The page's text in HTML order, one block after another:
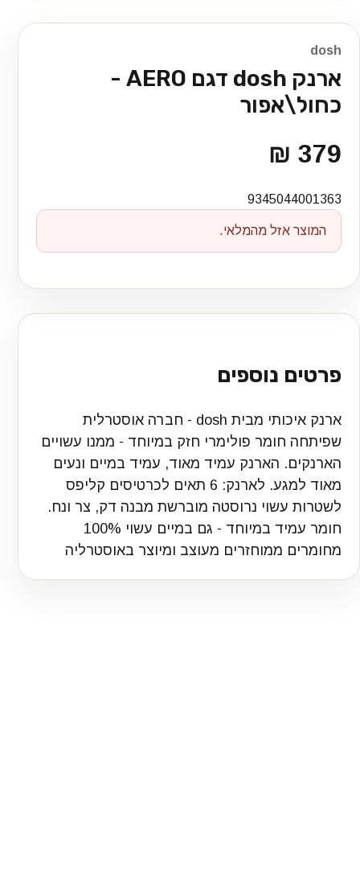
dosh
ארנק dosh דגם AERO -
כחול\אפור
379 ₪
9345044001363
המוצר אזל מהמלאי.
פרטים נוספים
ארנק איכותי מבית dosh - חברה אוסטרלית
שפיתחה חומר פולימרי חזק במיוחד - ממנו עשויים
הארנקים. הארנק עמיד מאוד, עמיד במיים ונעים
מאוד למגע. לארנק: 6 תאים לכרטיסים קליפס
לשטרות עשוי נרוסטה מוברשת מבנה דק, צר ונח.
חומר עמיד במיוחד - גם במיים עשוי 100%
מחומרים ממוחזרים מעוצב ומיוצר באוסטרליה